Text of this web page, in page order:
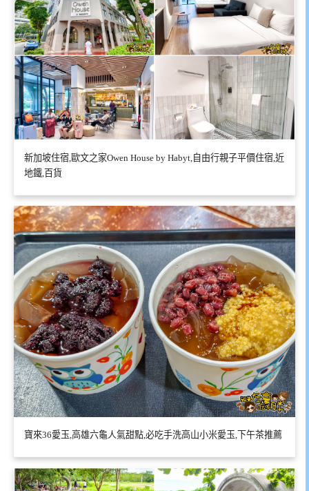
新加坡住宿,歐文之家Owen House by Habyt,自由行親子平價住宿,近
地鐵,百貨
寶來36愛玉,高雄六龜人氣甜點,必吃手洗高山小米愛玉,下午茶推薦